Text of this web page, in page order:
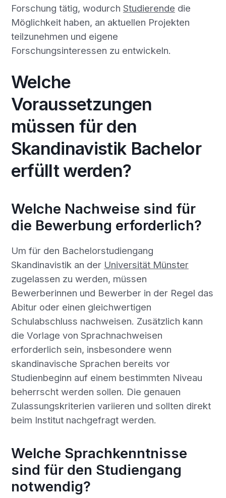
Forschung tätig, wodurch Studierende die
Möglichkeit haben, an aktuellen Projekten
teilzunehmen und eigene
Forschungsinteressen zu entwickeln.
Welche
Voraussetzungen
müssen für den
Skandinavistik Bachelor
erfüllt werden?
Welche Nachweise sind für
die Bewerbung erforderlich?
Um für den Bachelorstudiengang
Skandinavistik an der Universität Münster
zugelassen zu werden, müssen
Bewerberinnen und Bewerber in der Regel das
Abitur oder einen gleichwertigen
Schulabschluss nachweisen. Zusätzlich kann
die Vorlage von Sprachnachweisen
erforderlich sein, insbesondere wenn
skandinavische Sprachen bereits vor
Studienbeginn auf einem bestimmten Niveau
beherrscht werden sollen. Die genauen
Zulassungskriterien variieren und sollten direkt
beim Institut nachgefragt werden.
Welche Sprachkenntnisse
sind für den Studiengang
notwendig?